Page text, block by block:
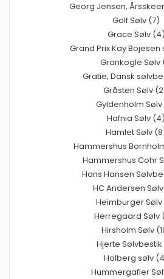
Georg Jensen,
Golf Sølv (7)
Grace Sølv (4)
Grand Prix Kay Bojesen
Grankogle Sølv
Gratie, Dansk
Gråsten Sølv
Gyldenholm
Hafnia Sølv (4)
Hamlet Sølv
Hammershus
Hammershus Cohr
Hans Hansen
HC Andersen
Heimburger
Herregaard Sølv
Hirsholm Sølv
Hjerte
Holberg sølv
Hummergafler